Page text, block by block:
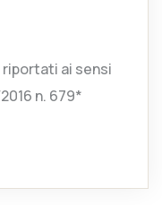
riportati ai sensi
n. 679*